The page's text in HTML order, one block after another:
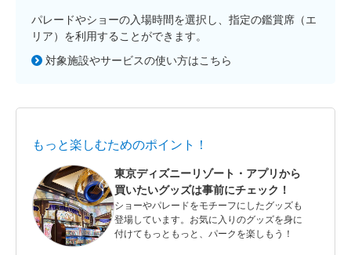
パレードやショーの入場時間を選択し、指定の鑑賞席（エ
リア）を利用することができます。
対象施設やサービスの使い方はこちら
もっと楽しむためのポイント！
東京ディズニーリゾート・アプリから
買いたいグッズは事前にチェック！
ショーやパレードをモチーフにしたグッズも
登場しています。お気に入りのグッズを身に
付けてもっともっと、パークを楽しもう！